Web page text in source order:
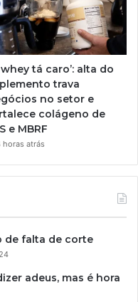
whey tá caro’: alta do
trava
no setor e
colágeno de
e MBRF
horas atrás
de falta de corte
adeus, mas é hora